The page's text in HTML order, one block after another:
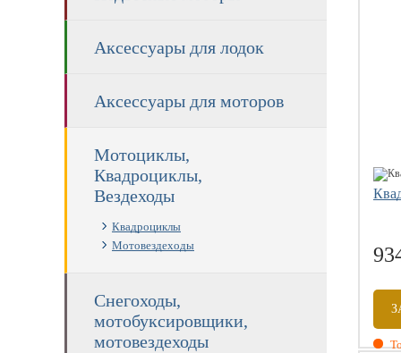
Аксессуары для лодок
Аксессуары для моторов
Мотоциклы,
Квадроциклы,
Вездеходы
Квадроциклы
Мотовездеходы
Снегоходы,
мотобуксировщики,
мотовездеходы